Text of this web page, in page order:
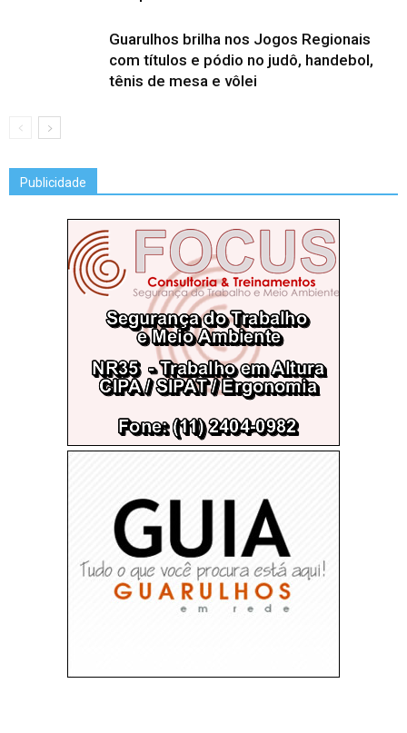
Guarulhos brilha nos Jogos Regionais
com títulos e pódio no judô, handebol,
tênis de mesa e vôlei
Publicidade